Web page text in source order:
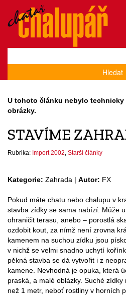
Hledat
U tohoto článku nebylo
obrázky.
STAVÍME
Rubrika: Import 2002 Starší články
Kategorie: Zahrada | Autor: FX
Pokud máte chatu nebo chalupu v
stavba zídky se sama nabízí. Může
ohraničit terasu, anebo – porostlá
ozdobit kout, za nímž není zrovna
kamenem na suchou zídku jsou
v nichž se velmi snadno uchytí
pěkná stavba se dá vytvořit i z
kamene. Nevhodná je opuka, která
praská, a malé oblázky. Suché
než 1 metr, neboť rostliny v horních